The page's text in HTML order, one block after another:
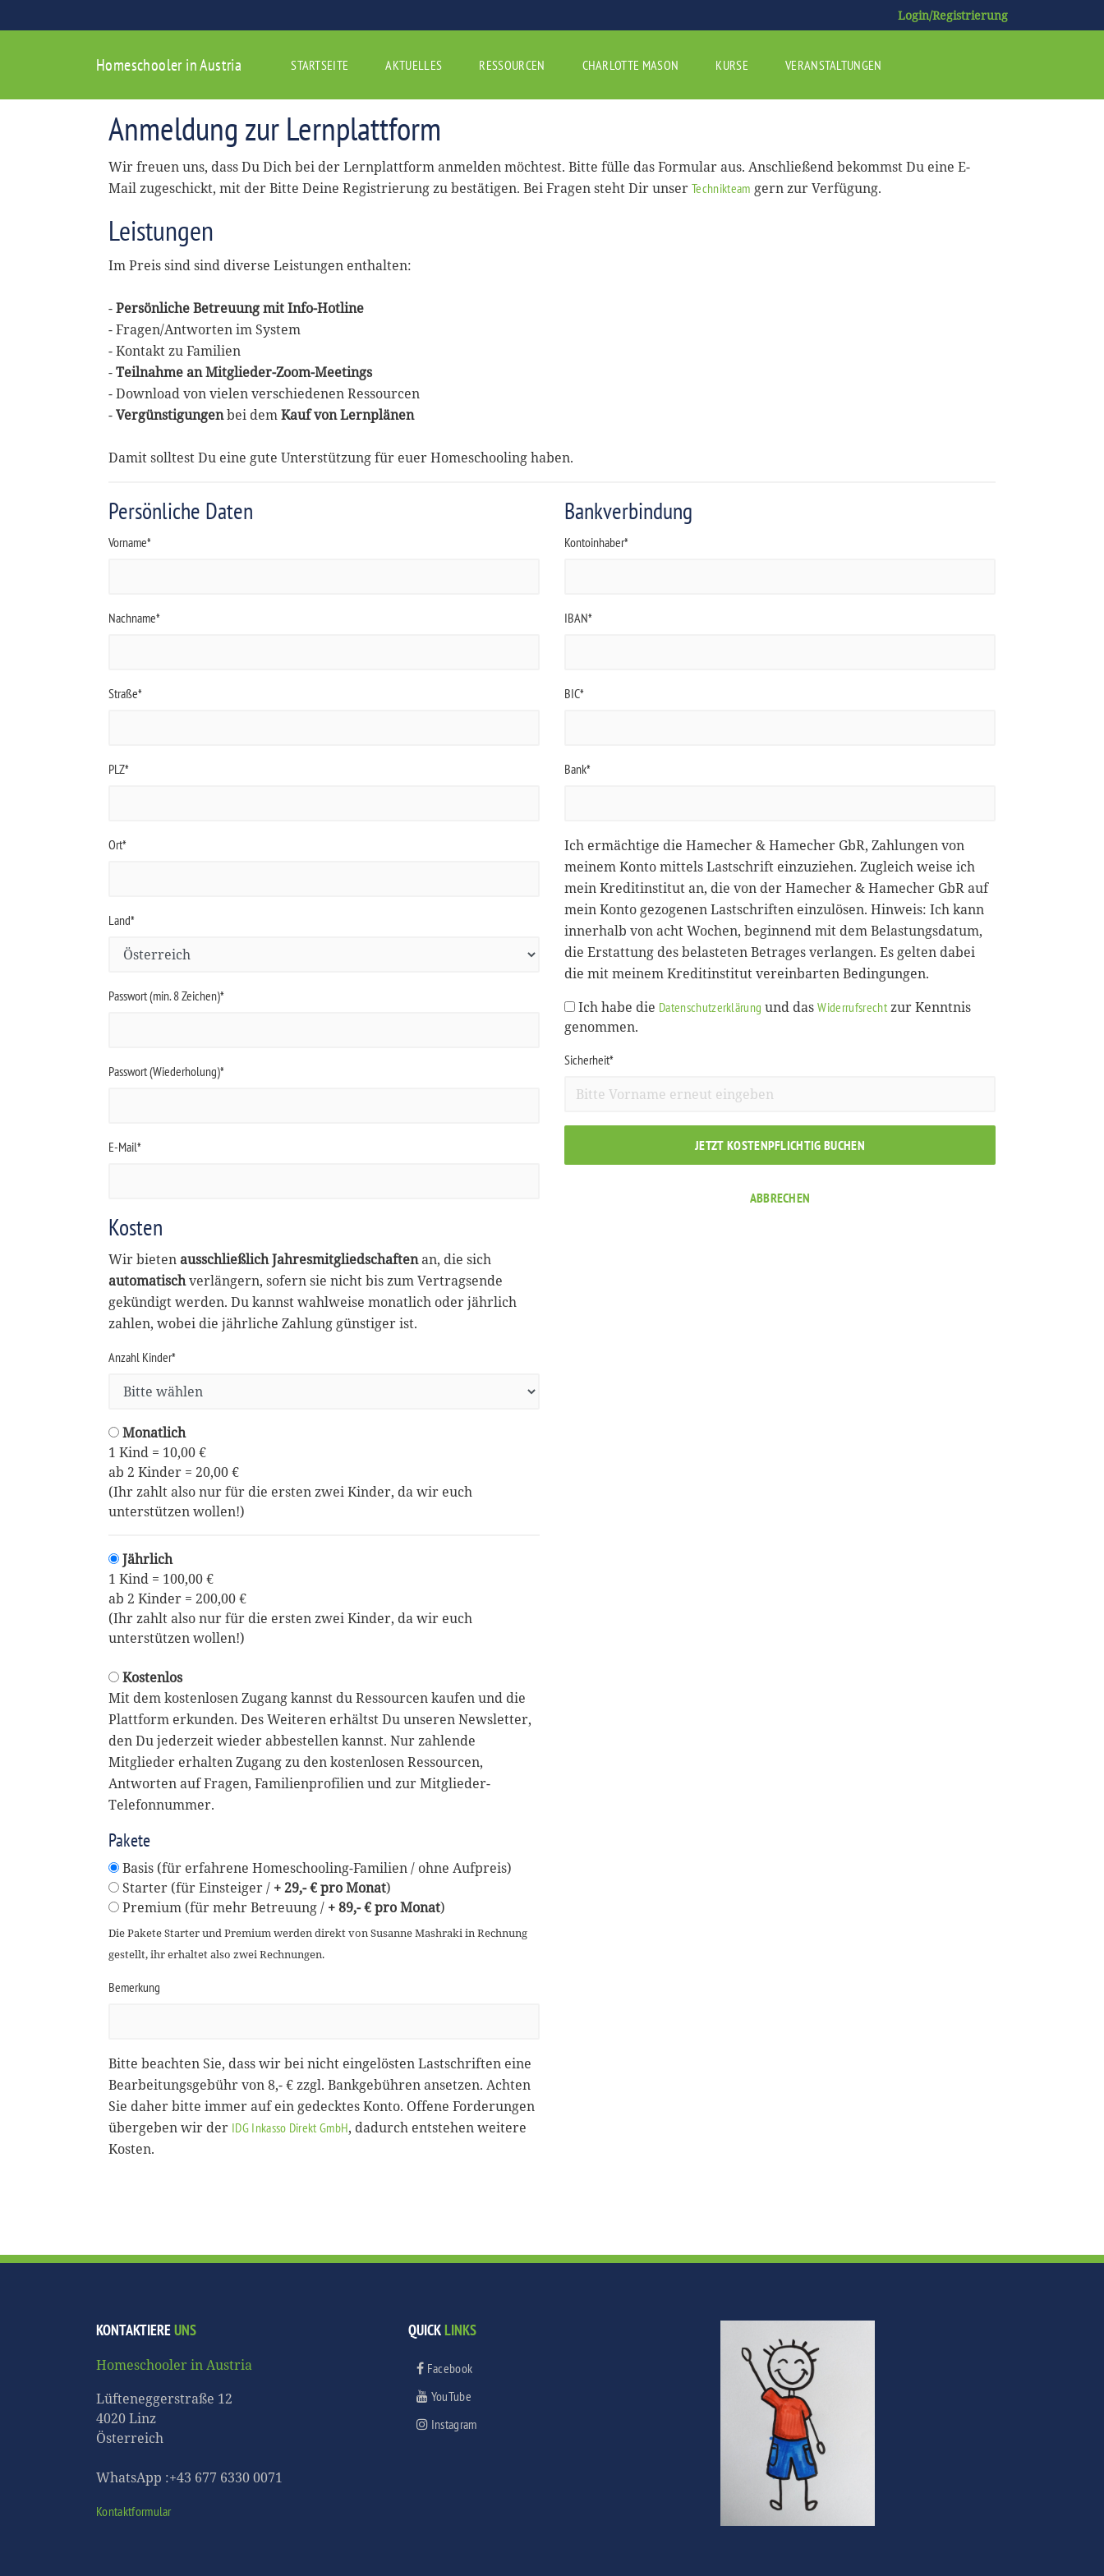
Login/Registrierung
Homeschooler in Austria STARTSEITE AKTUELLES RESSOURCEN CHARLOTTE MASON KURSE VERANSTALTUNGEN
Anmeldung zur Lernplattform
Wir freuen uns, dass Du Dich bei der Lernplattform anmelden möchtest. Bitte fülle das Formular aus. Anschließend bekommst Du eine E-
Mail zugeschickt, mit der Bitte Deine Registrierung zu bestätigen. Bei Fragen steht Dir unser Technikteam gern zur Verfügung.
Leistungen
Im Preis sind sind diverse Leistungen enthalten:
-Persönliche Betreuung mit Info-Hotline
- Fragen/Antworten im System
- Kontakt zu Familien
-Teilnahme an Mitglieder-Zoom-Meetings
- Download von vielen verschiedenen Ressourcen
-Vergünstigungenbei demKauf von Lernplänen
Damit solltest Du eine gute Unterstützung für euer Homeschooling haben.
Persönliche Daten
Vorname*
Nachname*
Straße*
PLZ*
Ort*
Land*
Passwort (min. 8 Zeichen)*
Passwort (Wiederholung)*
E-Mail*
Kosten
Wir bietenausschließlich Jahresmitgliedschaftenan, die sich
automatischverlängern, sofern sie nicht bis zum Vertragsende
gekündigt werden. Du kannst wahlweise monatlich oder jährlich
zahlen, wobei die jährliche Zahlung günstiger ist.
Anzahl Kinder*
Monatlich
1 Kind = 10,00 €
ab 2 Kinder = 20,00 €
(Ihr zahlt also nur für die ersten zwei Kinder, da wir euch
unterstützen wollen!)
Jährlich
1 Kind = 100,00 €
ab 2 Kinder = 200,00 €
(Ihr zahlt also nur für die ersten zwei Kinder, da wir euch
unterstützen wollen!)
Kostenlos
Mit dem kostenlosen Zugang kannst du Ressourcen kaufen und die
Plattform erkunden. Des Weiteren erhältst Du unseren Newsletter,
den Du jederzeit wieder abbestellen kannst. Nur zahlende
Mitglieder erhalten Zugang zu den kostenlosen Ressourcen,
Antworten auf Fragen, Familienprofilien und zur Mitglieder-
Telefonnummer.
Pakete
Basis (für erfahrene Homeschooling-Familien / ohne Aufpreis)
Starter (für Einsteiger / + 29,- € pro Monat)
Premium (für mehr Betreuung / + 89,- € pro Monat)
Die Pakete Starter und Premium werden direkt von Susanne Mashraki in Rechnung
gestellt, ihr erhaltet also zwei Rechnungen.
Bemerkung
Bitte beachten Sie, dass wir bei nicht eingelösten Lastschriften eine
Bearbeitungsgebühr von 8,- € zzgl. Bankgebühren ansetzen. Achten
Sie daher bitte immer auf ein gedecktes Konto. Offene Forderungen
übergeben wir der IDG Inkasso Direkt GmbH, dadurch entstehen weitere
Kosten.
Bankverbindung
Kontoinhaber*
IBAN*
BIC*
Bank*
Ich ermächtige die Hamecher & Hamecher GbR, Zahlungen von
meinem Konto mittels Lastschrift einzuziehen. Zugleich weise ich
mein Kreditinstitut an, die von der Hamecher & Hamecher GbR auf
mein Konto gezogenen Lastschriften einzulösen. Hinweis: Ich kann
innerhalb von acht Wochen, beginnend mit dem Belastungsdatum,
die Erstattung des belasteten Betrages verlangen. Es gelten dabei
die mit meinem Kreditinstitut vereinbarten Bedingungen.
Ich habe die Datenschutzerklärung und dasWiderrufsrechtzur Kenntnis
genommen.
Sicherheit*
JETZT KOSTENPFLICHTIG BUCHEN
ABBRECHEN
KONTAKTIEREUNS
Homeschooler in Austria
Lüfteneggerstraße 12
4020 Linz
Österreich
WhatsApp :+43 677 6330 0071
Kontaktformular
QUICKLINKS
Facebook
YouTube
Instagram